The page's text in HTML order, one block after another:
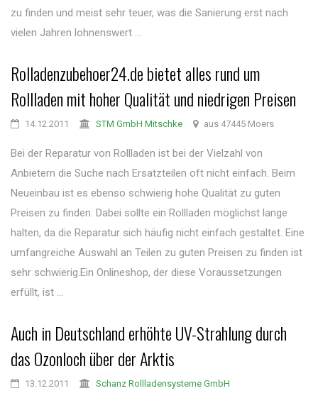
zu finden und meist sehr teuer, was die Sanierung erst nach
vielen Jahren lohnenswert ...
Rolladenzubehoer24.de bietet alles rund um
Rollladen mit hoher Qualität und niedrigen Preisen
14.12.2011 STM GmbH Mitschke aus 47445 Moers
Bei der Reparatur von Rollladen ist bei der Vielzahl von
Anbietern die Suche nach Ersatzteilen oft nicht einfach. Beim
Neueinbau ist es ebenso schwierig hohe Qualität zu guten
Preisen zu finden. Dabei sollte ein Rollladen möglichst lange
halten, da die Reparatur sich häufig nicht einfach gestaltet. Eine
umfangreiche Auswahl an Teilen zu guten Preisen zu finden ist
sehr schwierig.Ein Onlineshop, der diese Voraussetzungen
erfüllt, ist ...
Auch in Deutschland erhöhte UV-Strahlung durch
das Ozonloch über der Arktis
13.12.2011 Schanz Rollladensysteme GmbH